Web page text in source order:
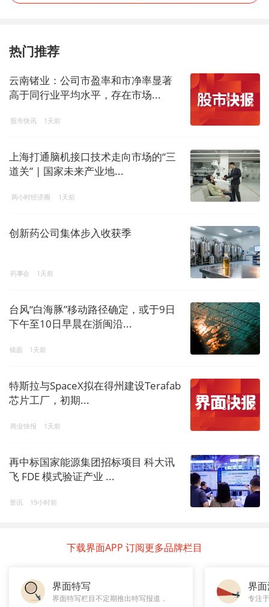
热门推荐
云南锗业：公司市盈率和市净率显著
高于同行业平均水平，存在市场...
股市快讯 1天前
上海打通脑机接口技术走向市场的“三
道关” | 国家未来产业地...
两小时经济圈 1天前
创新药公司集体步入收获季
药事会 1天前
台风“白海豚”移动路径确定，或于9日
下午至10日早晨在浙闽沿...
镜面 1天前
特斯拉与SpaceX拟在得州建设Terafab
芯片工厂，初期...
商业快报 1天前
再中标国家能源集团招标项目 科大讯
飞 FDE 模式验证产业 ...
资讯 19小时前
下载界面APP 订阅更多品牌栏目
界面特写
界面特写栏目不定期推出特写报道，
界
专注